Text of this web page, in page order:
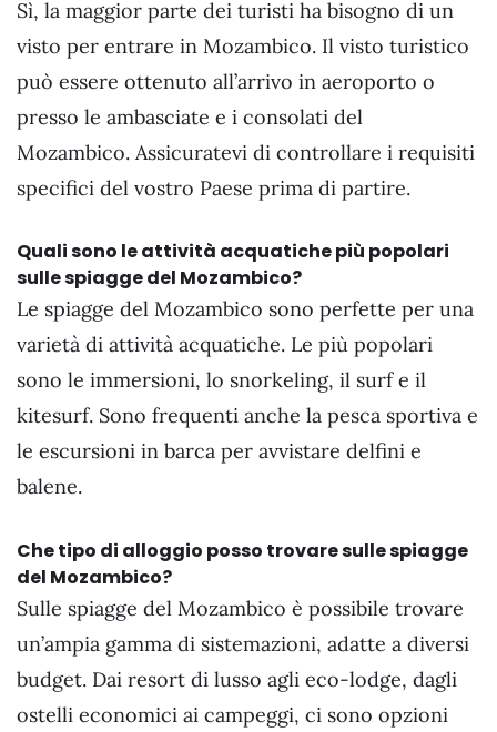
Sì, la maggior parte dei turisti ha bisogno di un
visto per entrare in Mozambico. Il visto turistico
può essere ottenuto all’arrivo in aeroporto o
presso le ambasciate e i consolati del
Mozambico. Assicuratevi di controllare i requisiti
specifici del vostro Paese prima di partire.
Quali sono le attività acquatiche più popolari
sulle spiagge del Mozambico?
Le spiagge del Mozambico sono perfette per una
varietà di attività acquatiche. Le più popolari
sono le immersioni, lo snorkeling, il surf e il
kitesurf. Sono frequenti anche la pesca sportiva e
le escursioni in barca per avvistare delfini e
balene.
Che tipo di alloggio posso trovare sulle spiagge
del Mozambico?
Sulle spiagge del Mozambico è possibile trovare
un’ampia gamma di sistemazioni, adatte a diversi
budget. Dai resort di lusso agli eco-lodge, dagli
ostelli economici ai campeggi, ci sono opzioni